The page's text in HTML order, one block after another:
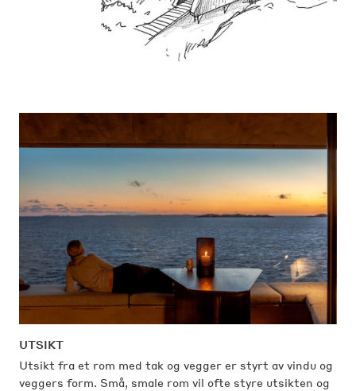
UTSIKT
Utsikt fra et rom med tak og vegger er styrt av vindu og
veggers form. Små, smale rom vil ofte styre utsikten og